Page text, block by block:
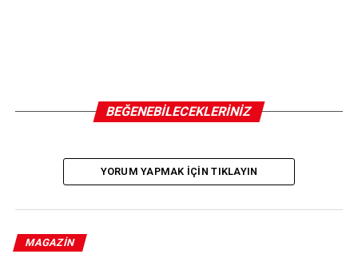
BEĞENEBILECEKLERINIZ
YORUM YAPMAK IÇIN TIKLAYIN
MAGAZIN